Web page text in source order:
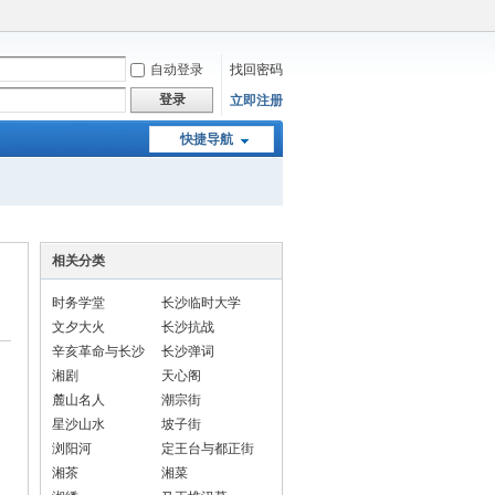
自动登录
找回密码
登录 立即注册
快捷导航
相关分类
时务学堂
长沙临时大学
文夕大火
长沙抗战
辛亥革命与长沙
长沙弹词
湘剧
天心阁
麓山名人
潮宗街
星沙山水
坡子街
浏阳河
定王台与都正街
湘茶
湘菜